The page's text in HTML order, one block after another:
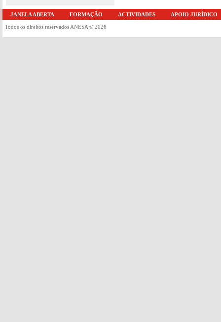
JANELA ABERTA FORMAÇÃO ACTIVIDADES APOIO JURÍDICO
Todos os direitos reservados ANESA © 2026